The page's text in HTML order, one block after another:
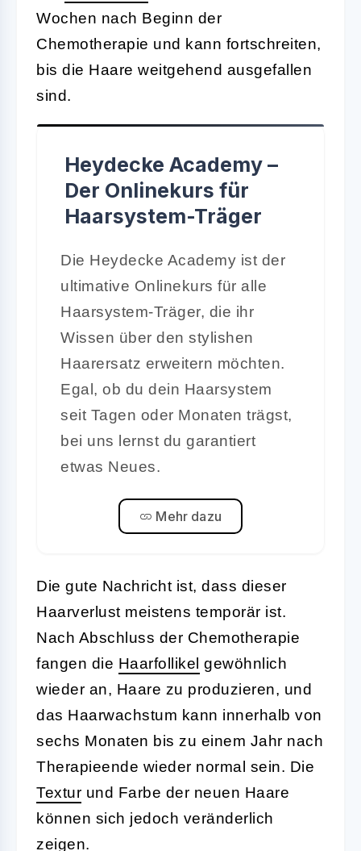
Wochen nach Beginn der
Chemotherapie und kann fortschreiten,
bis die Haare weitgehend ausgefallen
sind.
Heydecke Academy –
Der Onlinekurs für
Haarsystem-Träger
Die Heydecke Academy ist der
ultimative Onlinekurs für alle
Haarsystem-Träger, die ihr
Wissen über den stylishen
Haarersatz erweitern möchten.
Egal, ob du dein Haarsystem
seit Tagen oder Monaten trägst,
bei uns lernst du garantiert
etwas Neues.
Mehr dazu
Die gute Nachricht ist, dass dieser
Haarverlust meistens temporär ist.
Nach Abschluss der Chemotherapie
fangen die Haarfollikel gewöhnlich
wieder an, Haare zu produzieren, und
das Haarwachstum kann innerhalb von
sechs Monaten bis zu einem Jahr nach
Therapieende wieder normal sein. Die
Textur und Farbe der neuen Haare
können sich jedoch veränderlich
zeigen.